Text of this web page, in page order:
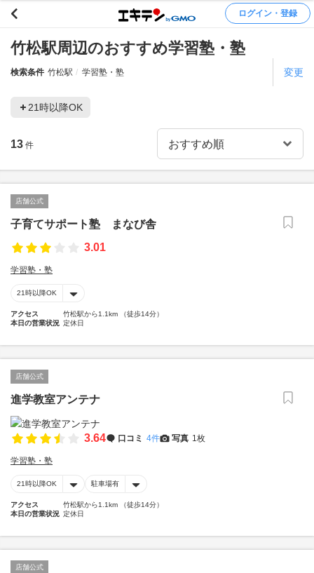
ログイン・登録
竹松駅周辺のおすすめ学習塾・塾
検索条件 竹松駅 学習塾・塾 変更
21時以降OK
13 件
店舗公式
子育てサポート塾 まなび舎
3.01
学習塾・塾
21時以降OK
アクセス
竹松駅から1.1km （徒歩14分）
本日の営業状況 定休日
店舗公式
進学教室アンテナ
3.64 口コミ 4件 写真 1枚
学習塾・塾
21時以降OK 駐車場有
アクセス
竹松駅から1.1km （徒歩14分）
本日の営業状況 定休日
店舗公式